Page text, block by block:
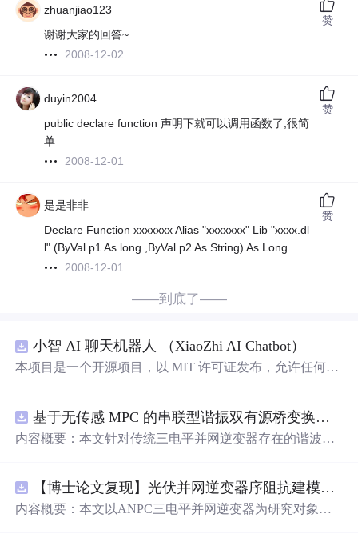
zhuanjiao123
谢谢大家的回答~
2008-12-02
赞
duyin2004
public declare function 声明下就可以调用函数了,很简
单
2008-12-01
赞
是是非非
Declare Function xxxxxxx Alias "xxxxxxx" Lib "xxxx.dl
l" (ByVal p1 As long ,ByVal p2 As String) As Long
2008-12-01
赞
——到底了——
小智 AI 聊天机器人 （XiaoZhi AI Chatbot）
本项目是一个开源项目，以 MIT 许可证发布，允许任何人
速发展的大语言模型应用到实际的硬件设备中。无论你是
对 AI 感兴趣的学生，还是想要探索新技术的开发者，都可
基于无传感 MPC 的串联型谐振双有源桥变换器动态性能优化（Simulink仿真实现）
内容概要：本文针对传统三电平并网逆变器存在的谐波含
高性能并网控制策略。该策略融合了双极性倍频脉宽调制
（DPWMA）、正负序分离锁相技术和电网电压前馈控
【博士论文复现】光伏并网逆变器序阻抗建模、扫频辨识与弱电网交互稳定性分析【阻抗建模、验证扫频法】（Matlab代码、Simulink仿真实现）
内容概要：本文以ANPC三电平并网逆变器为研究对象，